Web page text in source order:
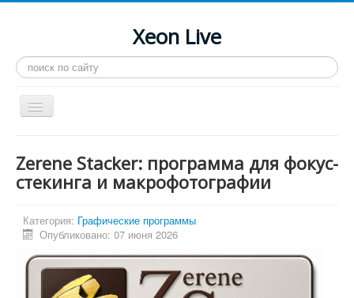
Xeon Live
Искать...
Toggle
Navigation
LGA 2011-3
Процессоры
Инструкции
Рейтинги
Zerene Stacker: программа для фокус-
стекинга и макрофотографии
Категория: Графические программы
Опубликовано: 07 июня 2026